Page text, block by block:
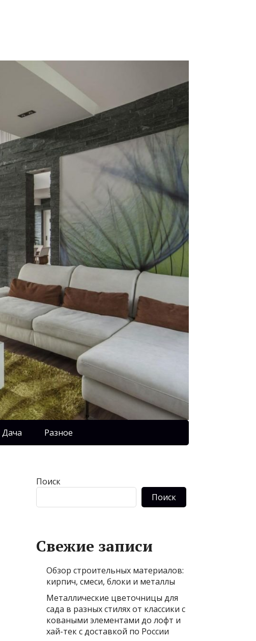
Дача Разное
Поиск
Поиск
Свежие записи
Обзор строительных материалов:
кирпич, смеси, блоки и металлы
Металлические цветочницы для
сада в разных стилях от классики с
коваными элементами до лофт и
хай-тек с доставкой по России